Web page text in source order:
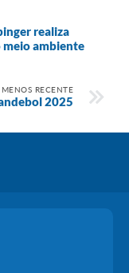
realiza
meio ambiente
RECENTE
2025